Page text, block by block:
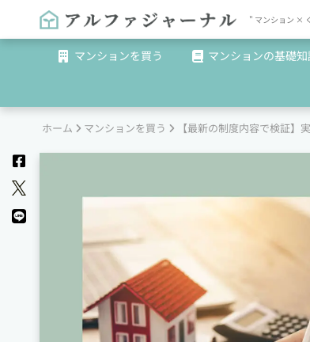
" マンション ×
マンションを買う マンションの基礎知
ホーム マンションを買う 【最新の制度内容で検証】